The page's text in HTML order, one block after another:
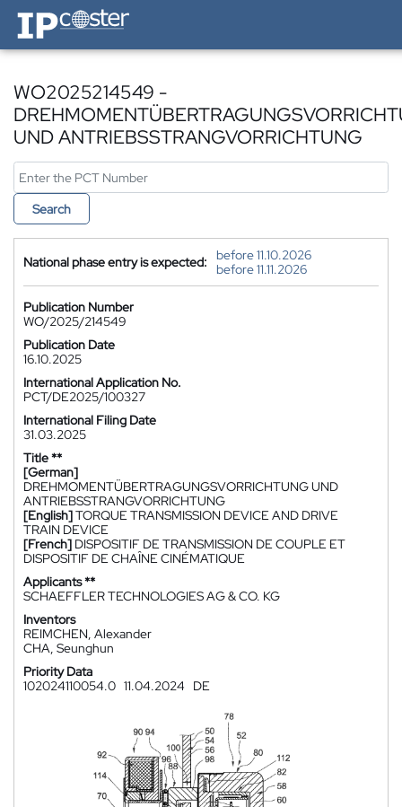
IP-Coster — Home
WO2025214549 -
UND ANTRIEBSSTRANGVORRICHTUNG
Search
National phase entry is expected:
before 11.10.2026
before 11.11.2026
Publication Number
WO/2025/214549
Publication Date
16.10.2025
International Application No.
PCT/DE2025/100327
International Filing Date
31.03.2025
Title **
[German]
DREHMOMENTÜBERTRAGUNGSVORRICHTUNG UND
ANTRIEBSSTRANGVORRICHTUNG
[English]TORQUE TRANSMISSION DEVICE AND DRIVE
TRAIN DEVICE
[French] DISPOSITIF DE TRANSMISSION DE COUPLE ET
DISPOSITIF DE CHAÎNE CINÉMATIQUE
Applicants **
SCHAEFFLER TECHNOLOGIES AG & CO. KG
Inventors
REIMCHEN, Alexander
CHA, Seunghun
Priority Data
102024110054.0 11.04.2024 DE